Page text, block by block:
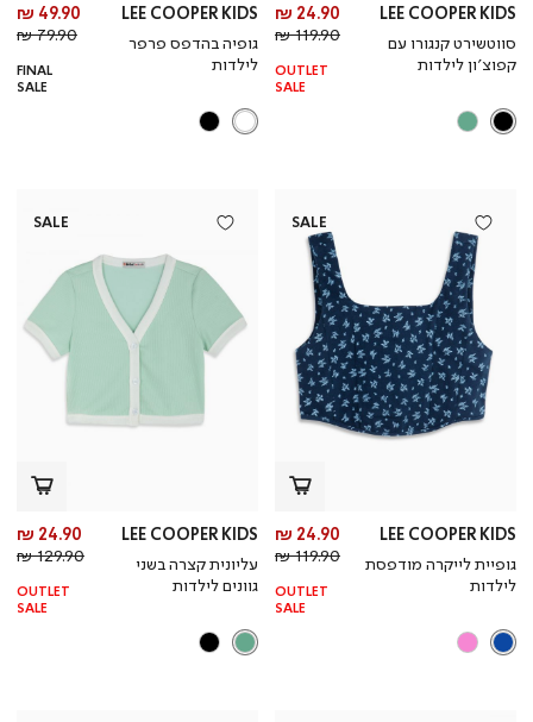
LEE COOPER KIDS
סווטשירט קנגורו עם
קפוצ’ון לילדות
מחיר
מוצר
24.90 ₪
מחיר
רגיל
119.90 ₪
OUTLET
SALE
LEE COOPER KIDS
גופיה בהדפס פרפר
לילדות
49.90 ₪
79.90 ₪
FINAL
SALE
SALE
LEE COOPER KIDS
גופיית לייקרה מודפסת
לילדות
מחיר
מוצר
24.90 ₪
מחיר
רגיל
119.90 ₪
OUTLET
SALE
SALE
LEE COOPER KIDS
עליונית קצרה בשני
גוונים לילדות
24.90 ₪
129.90 ₪
OUTLET
SALE